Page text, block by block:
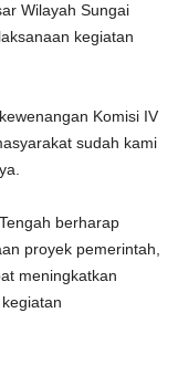
Wilayah Sungai
kegiatan
Komisi IV
sudah kami
berharap
proyek pemerintah,
meningkatkan